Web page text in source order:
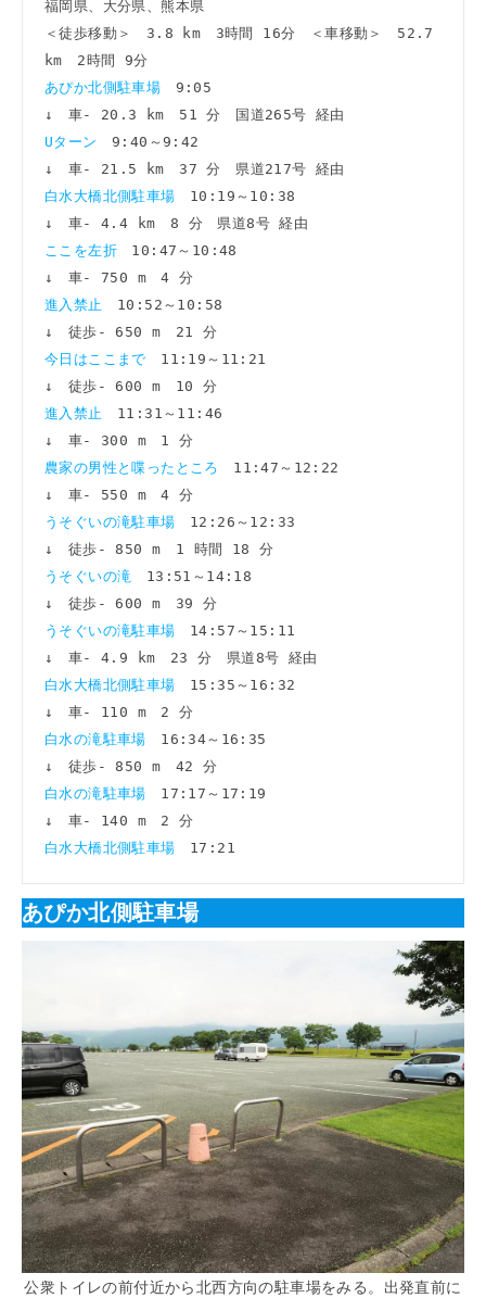
福岡県、大分県、熊本県
＜徒歩移動＞　3.8 km　3時間 16分　＜車移動＞　52.7
あぴか北側駐車場 9:05
Uターン 9:40～9:42
白水大橋北側駐車場 10:19～10:38
ここを左折 10:47～10:48
進入禁止 10:52～10:58
今日はここまで 11:19～11:21
進入禁止 11:31～11:46
農家の男性と喋ったところ 11:47～12:22
うそぐいの滝駐車場 12:26～12:33
うそぐいの滝 13:51～14:18
うそぐいの滝駐車場 14:57～15:11
白水大橋北側駐車場 15:35～16:32
白水の滝駐車場 16:34～16:35
白水の滝駐車場 17:17～17:19
白水大橋北側駐車場 17:21
あぴか北側駐車場
公衆トイレの前付近から北西方向の駐車場をみる。出発直前に